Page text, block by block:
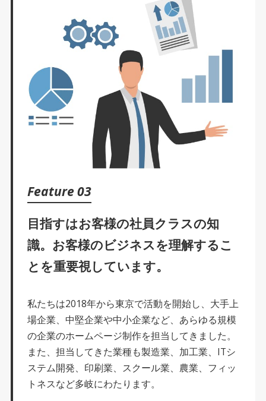
Feature 03
目指すはお客様の社員クラスの知
識。 お客様のビジネスを理解するこ
とを重要視しています。
私たちは2018年から東京で活動を開始し、大手上
場企業、中堅企業や中小企業など、あらゆる規模
の企業のホームページ制作を担当してきました。
また、担当してきた業種も製造業、加工業、ITシ
ステム開発、印刷業、スクール業、農業、フィッ
トネスなど多岐にわたります。